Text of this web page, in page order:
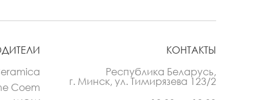
Coem
КОНТАКТЫ
Республика Беларусь,
г. Минск, ул. Тимирязева 123/2